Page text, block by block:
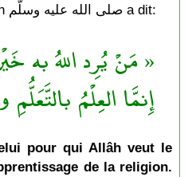
Le Messager de Allâh صلى الله عليه وسلّم a dit:
« مَنْ يُرِد اللهُ به
إِنمَّا العِلْمُ
pour qui Allâh veut le
de la religion.